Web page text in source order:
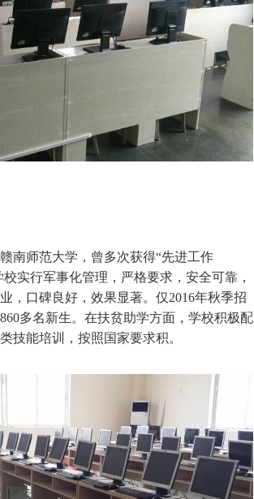
南师范大学，曾多次获得“先进工作
实行军事化管理，严格要求，安全可靠，
，口碑良好，效果显著。仅2016年秋季招
多名新生。在扶贫助学方面，学校积极配
技能培训，按照国家要求积。